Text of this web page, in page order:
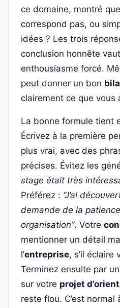
ce domaine, montré
correspond pas, ou
idées ? Les trois
conclusion honnête
enthousiasme forcé.
peut donner un bon
clairement ce que vous
La bonne formule tient
Écrivez à la première
plus vrai, avec des
précises. Évitez les
stage était très
Préférez : “J’ai
demande de la
organisation”. Votre
mentionner un détail
l’entreprise, s’il éclaire
Terminez ensuite par
sur votre projet
reste flou. C’est normal